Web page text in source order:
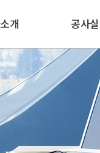
개
술자보유현황
공사
수주
주요현